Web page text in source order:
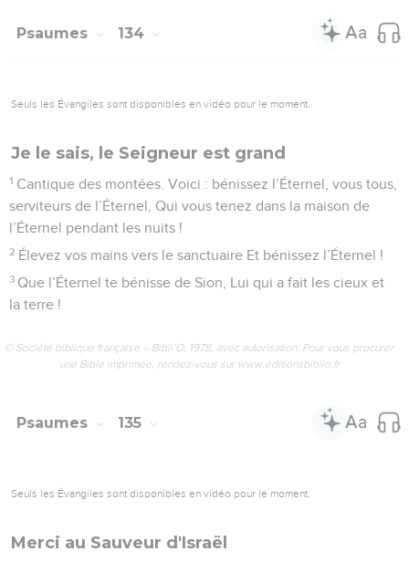
Là j’élèverai la puissance de David, Je préparerai un
successeur à mon messie,
une Bible imprimée, rendez-vous sur www.editionsbiblio.fr
Psaumes 133
Seuls les Évangiles sont disponibles en vidéo pour le moment.
serviteurs
C’est comme l’huile la meilleure Qui, (répandue) sur la tête,
3 C’est comme la rosée de l’Hermon, Qui descend sur les
bénédiction, La vie, pour l’éternité.